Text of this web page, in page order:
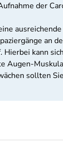
der
ausreichende
an
Hierbei kann
Augen-
sollten